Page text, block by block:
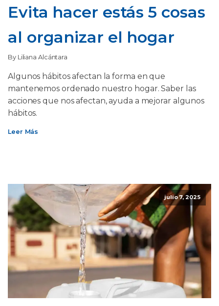
Evita hacer estás 5 cosas
al organizar el hogar
By Liliana Alcántara
Algunos hábitos afectan la forma en que
mantenemos ordenado nuestro hogar. Saber las
acciones que nos afectan, ayuda a mejorar algunos
hábitos.
Leer Más
julio 7, 2025